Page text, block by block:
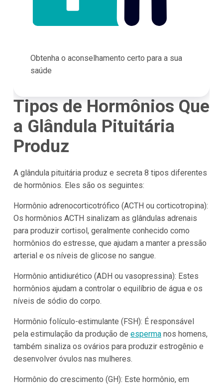
Obtenha o aconselhamento certo para a sua
saúde
Tipos de Hormônios Que
a Glândula Pituitária
Produz
A glândula pituitária produz e secreta 8 tipos diferentes
de hormônios. Eles são os seguintes:
Hormônio adrenocorticotrófico (ACTH ou corticotropina):
Os hormônios ACTH sinalizam as glândulas adrenais
para produzir cortisol, geralmente conhecido como
hormônios do estresse, que ajudam a manter a pressão
arterial e os níveis de glicose no sangue.
Hormônio antidiurético (ADH ou vasopressina): Estes
hormônios ajudam a controlar o equilíbrio de água e os
níveis de sódio do corpo.
Hormônio folículo-estimulante (FSH): É responsável
pela estimulação da produção de espermanos homens,
também sinaliza os ovários para produzir estrogênio e
desenvolver óvulos nas mulheres.
Hormônio do crescimento (GH): Este hormônio, em